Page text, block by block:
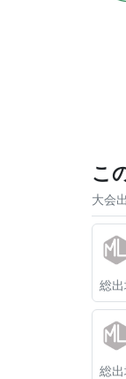
こ
大会
総
総出